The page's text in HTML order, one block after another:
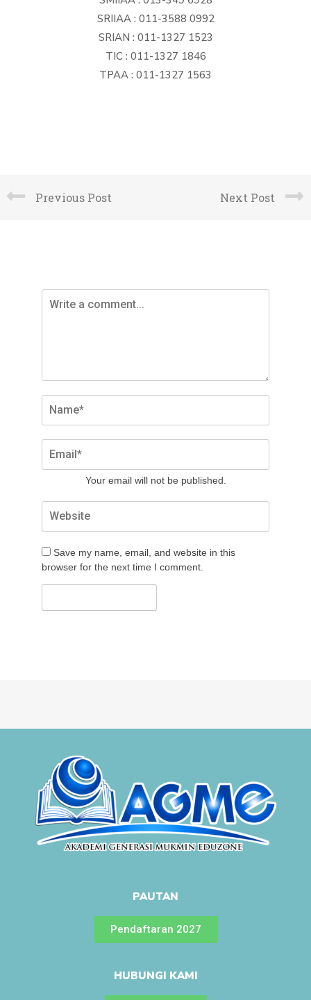
SRIIAA : 011-3588 0992
SRIAN : 011-1327 1523
TIC : 011-1327 1846
TPAA : 011-1327 1563
Previous Post Next Post
Your email will not be published.
Save my name, email, and website in this
browser for the next time I comment.
PAUTAN
Pendaftaran 2027
HUBUNGI KAMI